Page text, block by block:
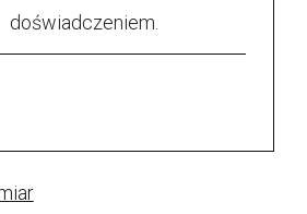
doświadczeniem.